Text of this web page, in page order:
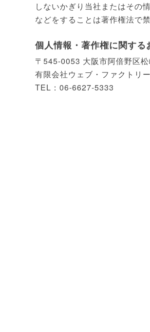
しないかぎり当社 またはその
などをすることは著作権法で
個人情報・著作権に関する
〒545-0053 大阪市阿倍野区
有限会社ウェブ・ファクトリー
TEL：06-6627-5333